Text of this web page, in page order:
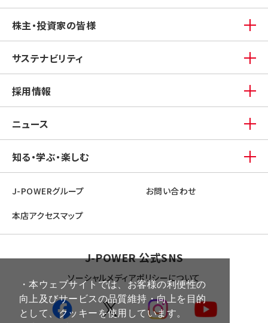
・本ウェブサイトでは、お客様の利便性の
向上及びサービスの品質維持・向上を目的
として、クッキーを使用しています。
株主・投資家の皆様
サステナビリティ
採用情報
ニュース
知る・学ぶ・楽しむ
J-POWERグループ お問い合わせ
本店アクセスマップ
J-POWER 公式SNS
ソーシャルメディアポリシーについて